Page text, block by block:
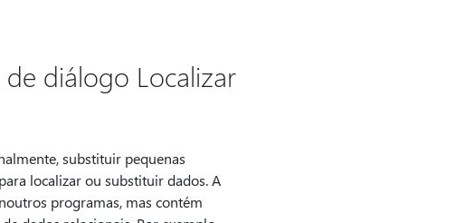
diálogo Localizar
substituir pequenas
localizar ou substituir dados. A
programas, mas contém